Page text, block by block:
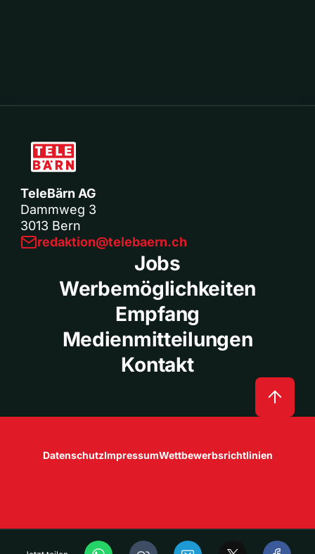
TeleBärn AG
Dammweg 3
3013 Bern
redaktion@telebaern.ch
Jobs
Werbemöglichkeiten
Empfang
Medienmitteilungen
Kontakt
DatenschutzImpressumWettbewerbsrichtlinien